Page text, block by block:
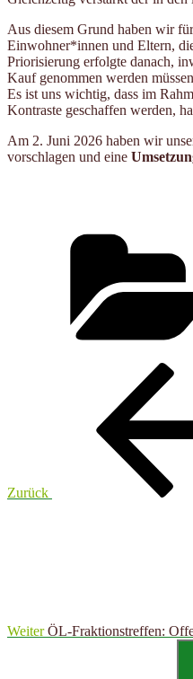
Aus diesem Grund haben wir
Einwohner*innen und Eltern,
Priorisierung erfolgte danach,
Kauf genommen werden
Es ist uns wichtig, dass im
Kontraste geschaffen werden,
Am 2. Juni 2026 haben wir
vorschlagen und eine
Beitragsnavigation
Zurück
Weiter ÖL-Fraktionstreffen: